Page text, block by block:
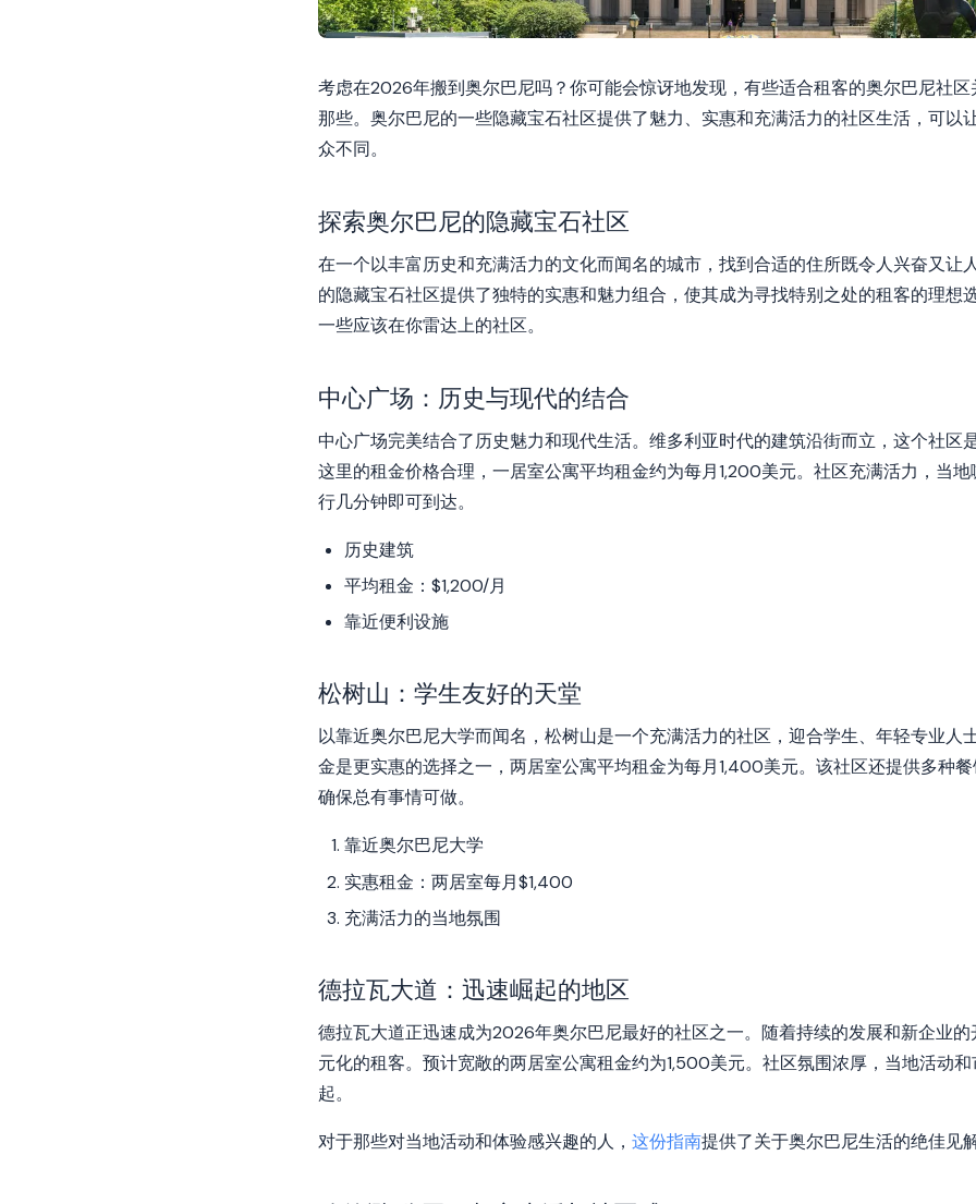
考虑在2026年搬到奥尔巴尼吗？你可能会惊讶地发现，有些适合租客的奥尔巴尼社
那些。奥尔巴尼的一些隐藏宝石社区提供了魅力、实惠和充满活力的社区生活，可以
众不同。
探索奥尔巴尼的隐藏宝石社区
在一个以丰富历史和充满活力的文化而闻名的城市，找到合适的住所既令人兴奋又让
的隐藏宝石社区提供了独特的实惠和魅力组合，使其成为寻找特别之处的租客的理想
一些应该在你雷达上的社区。
中心广场：历史与现代的结合
中心广场完美结合了历史魅力和现代生活。维多利亚时代的建筑沿街而立，这个社区
这里的租金价格合理，一居室公寓平均租金约为每月1,200美元。社区充满活力，当
行几分钟即可到达。
历史建筑
平均租金：$1,200/月
靠近便利设施
松树山：学生友好的天堂
以靠近奥尔巴尼大学而闻名，松树山是一个充满活力的社区，迎合学生、年轻专业人
金是更实惠的选择之一，两居室公寓平均租金为每月1,400美元。该社区还提供多种餐
确保总有事情可做。
靠近奥尔巴尼大学
实惠租金：两居室每月$1,400
充满活力的当地氛围
德拉瓦大道：迅速崛起的地区
德拉瓦大道正迅速成为2026年奥尔巴尼最好的社区之一。随着持续的发展和新企业
元化的租客。预计宽敞的两居室公寓租金约为1,500美元。社区氛围浓厚，当地活动
起。
对于那些对当地活动和体验感兴趣的人， 这份指南提供了关于奥尔巴尼生活的绝佳见解